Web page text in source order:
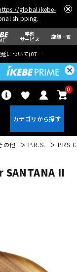
global.ikebe-
shipping.
学割
サービス 店舗一覧
延について(07月29日
0
の他 P.R.S. PRS
SANTANA II